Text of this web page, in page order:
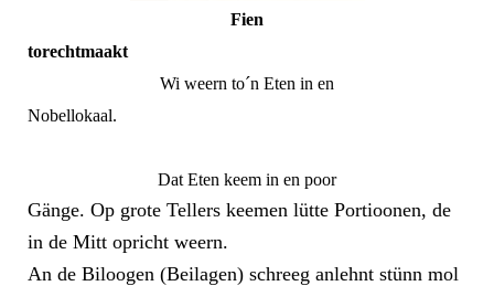
Fien
torechtmaakt
Wi weern to´n Eten in en
Nobellokaal.
Dat Eten keem in en poor
Gänge. Op grote Tellers keemen lütte Portioonen, de
in de Mitt opricht weern.
An de Biloogen (Beilagen) schreeg anlehnt stünn mol